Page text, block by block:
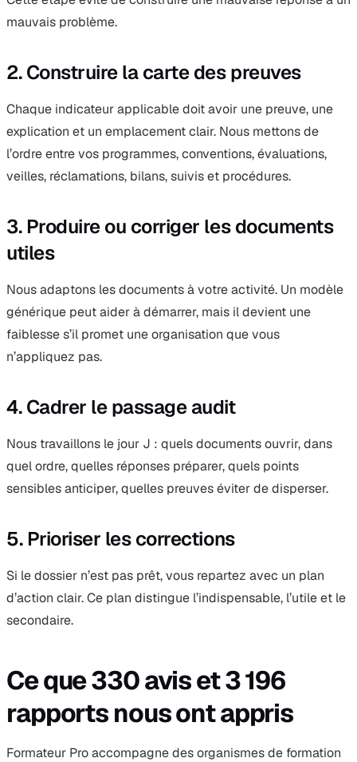
mauvais problème.
2. Construire la carte des preuves
Chaque indicateur applicable doit avoir une preuve, une
explication et un emplacement clair. Nous mettons de
l’ordre entre vos programmes, conventions, évaluations,
veilles, réclamations, bilans, suivis et procédures.
3. Produire ou corriger les documents
utiles
Nous adaptons les documents à votre activité. Un modèle
générique peut aider à démarrer, mais il devient une
faiblesse s’il promet une organisation que vous
n’appliquez pas.
4. Cadrer le passage audit
Nous travaillons le jour J : quels documents ouvrir, dans
quel ordre, quelles réponses préparer, quels points
sensibles anticiper, quelles preuves éviter de disperser.
5. Prioriser les corrections
Si le dossier n’est pas prêt, vous repartez avec un plan
d’action clair. Ce plan distingue l’indispensable, l’utile et le
secondaire.
Ce que 330 avis et 3 196
rapports nous ont appris
Formateur Pro accompagne des organismes de formation